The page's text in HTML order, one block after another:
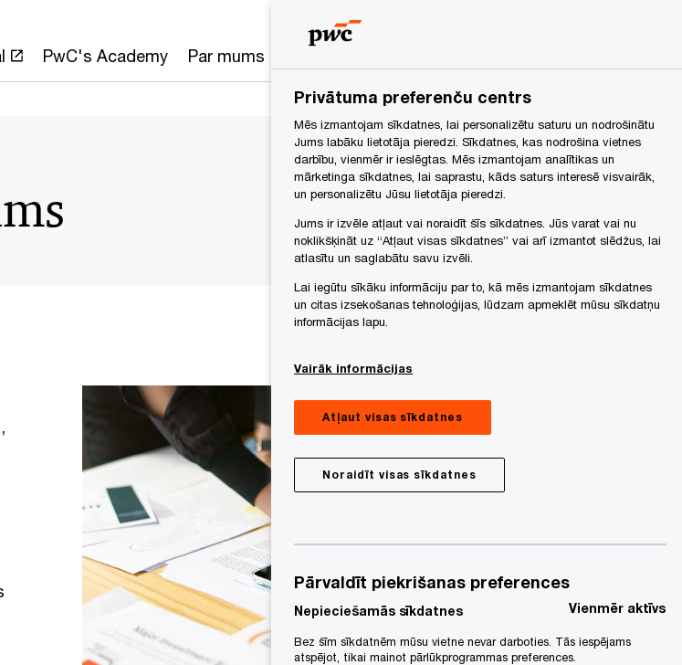
PwC's Academy Par mums
Privātuma preferenču centrs
Mēs izmantojam sīkdatnes, lai personalizētu saturu un nodrošinātu
Jums labāku lietotāja pieredzi. Sīkdatnes, kas nodrošina vietnes
darbību, vienmēr ir ieslēgtas. Mēs izmantojam analītikas un
mārketinga sīkdatnes, lai saprastu, kāds saturs interesē visvairāk,
un personalizētu Jūsu lietotāja pieredzi.
Jums ir izvēle atļaut vai noraidīt šīs sīkdatnes. Jūs varat vai nu
noklikšķināt uz “Atļaut visas sīkdatnes” vai arī izmantot slēdžus, lai
atlasītu un saglabātu savu izvēli.
Lai iegūtu sīkāku informāciju par to, kā mēs izmantojam sīkdatnes
un citas izsekošanas tehnoloģijas, lūdzam apmeklēt mūsu sīkdatņu
informācijas lapu.
Vairāk informācijas
Atļaut visas sīkdatnes
Noraidīt visas sīkdatnes
Pārvaldīt piekrišanas preferences
Nepieciešamās sīkdatnes Vienmēr aktīvs
Bez šīm sīkdatnēm mūsu vietne nevar darboties. Tās iespējams
atspējot, tikai mainot pārlūkprogrammas preferences.